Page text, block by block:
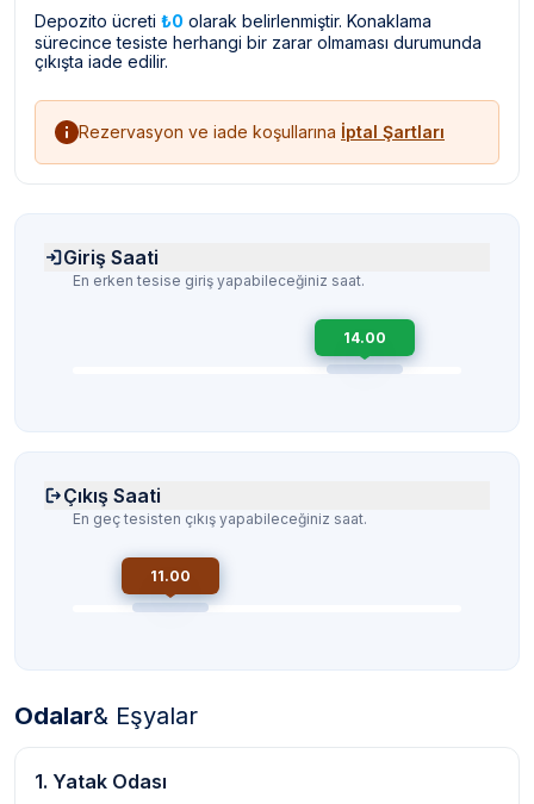
Depozito ücreti ₺0 olarak belirlenmiştir. Konaklama
sürecince tesiste herhangi bir zarar olmaması durumunda
çıkışta iade edilir.
Rezervasyon ve iade koşullarına İptal Şartları
Giriş Saati
En erken tesise giriş yapabileceğiniz saat.
14.00
Çıkış Saati
En geç tesisten çıkış yapabileceğiniz saat.
11.00
Odalar& Eşyalar
1. Yatak Odası